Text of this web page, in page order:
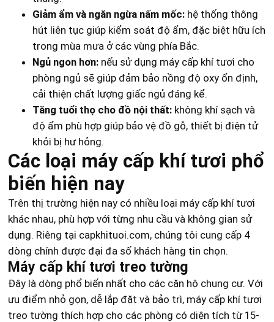
Giảm ẩm và ngăn ngừa nấm mốc: hệ thống thông
hút liên tục giúp kiểm soát độ ẩm, đặc biệt hữu ích
trong mùa mưa ở các vùng phía Bắc.
Ngủ ngon hơn: nếu sử dụng máy cấp khí tươi cho
phòng ngủ sẽ giúp đảm bảo nồng độ oxy ổn định,
cải thiện chất lượng giấc ngủ đáng kể.
Tăng tuổi thọ cho đồ nội thất: không khí sạch và
độ ẩm phù hợp giúp bảo vệ đồ gỗ, thiết bị điện tử
khỏi bị hư hỏng.
Các loại máy cấp khí tươi phổ
biến hiện nay
Trên thị trường hiện nay có nhiều loại máy cấp khí tươi
khác nhau, phù hợp với từng nhu cầu và không gian sử
dụng. Riêng tại capkhituoi.com, chúng tôi cung cấp 4
dòng chính được đại đa số khách hàng tin chọn.
Máy cấp khí tươi treo tường
Đây là dòng phổ biến nhất cho các căn hộ chung cư. Với
ưu điểm nhỏ gọn, dễ lắp đặt và bảo trì, máy cấp khí tươi
treo tường thích hợp cho các phòng có diện tích từ 15-